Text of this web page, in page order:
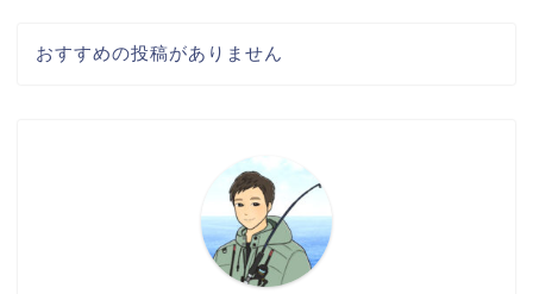
おすすめの投稿がありません